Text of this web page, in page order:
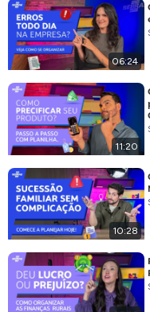
06:24
11:20
10:28